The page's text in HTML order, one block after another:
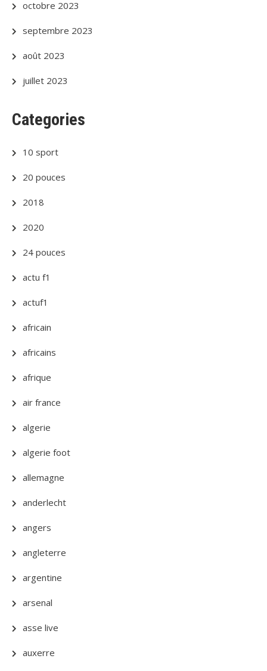
octobre 2023
septembre 2023
août 2023
juillet 2023
Categories
10 sport
20 pouces
2018
2020
24 pouces
actu f1
actuf1
africain
africains
afrique
air france
algerie
algerie foot
allemagne
anderlecht
angers
angleterre
argentine
arsenal
asse live
auxerre